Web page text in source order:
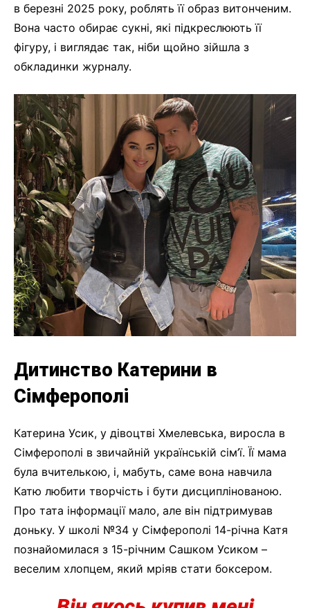
в березні 2025 року, роблять її образ витонченим.
Вона часто обирає сукні, які підкреслюють її
фігуру, і виглядає так, ніби щойно зійшла з
обкладинки журналу.
Дитинство Катерини в
Сімферополі
Катерина Усик, у дівоцтві Хмелевська, виросла в
Сімферополі в звичайній українській сім’ї. Її мама
була вчителькою, і, мабуть, саме вона навчила
Катю любити творчість і бути дисциплінованою.
Про тата інформації мало, але він підтримував
доньку. У школі №34 у Сімферополі 14-річна Катя
познайомилася з 15-річним Сашком Усиком –
веселим хлопцем, який мріяв стати боксером.